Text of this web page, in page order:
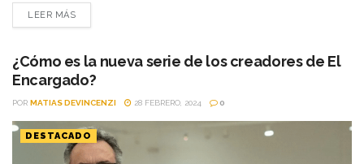
serie sigue la historia de Eliseo que trabaja como
dueños no están,...
LEER MÁS
¿Cómo es la nueva serie de los creadores de El
Encargado?
POR MATIAS DEVINCENZI 28 FEBRERO, 2024 0
DESTACADO